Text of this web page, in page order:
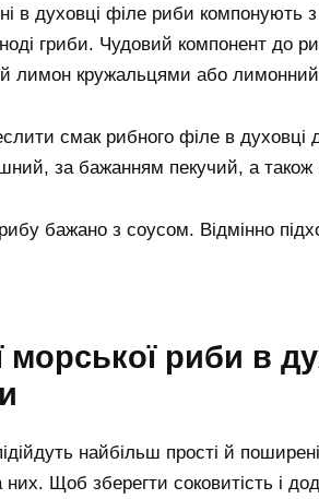
в духовці філе риби
гриби. Чудовий компонент до
лимон кружальцями або лимонний
смак рибного філе в
за бажанням пекучий, а також
бажано з соусом. Відмінно
морської риби в
найбільш прості й
них. Щоб зберегти соковитість і